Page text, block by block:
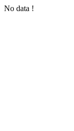
No data !